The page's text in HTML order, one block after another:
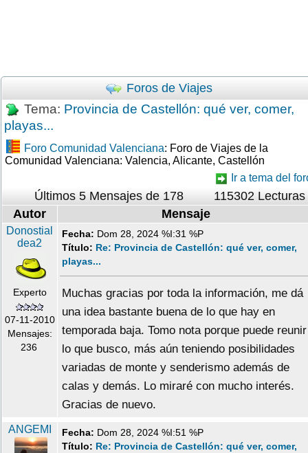
Foros de Viajes
Tema: Provincia de Castellón: qué ver, comer,
playas...
Foro Comunidad Valenciana: Foro de Viajes de la
Comunidad Valenciana: Valencia, Alicante, Castellón
Ir a tema del
Últimos 5 Mensajes de 178
115302 Lecturas
Autor
Mensaje
Donostial
dea2
Experto
07-11-2010
Mensajes:
236
Fecha: Dom 28, 2024 %I:31 %P
Título: Re: Provincia de Castellón: qué ver, comer,
playas...
Muchas gracias por toda la información, me dá
una idea bastante buena de lo que hay en
temporada baja. Tomo nota porque puede reunir
lo que busco, más aún teniendo posibilidades
variadas de monte y senderismo además de
calas y demás. Lo miraré con mucho interés.
Gracias de nuevo.
ANGEMI Fecha: Dom 28, 2024 %I:51 %P
Título: Re: Provincia de Castellón: qué ver, comer,